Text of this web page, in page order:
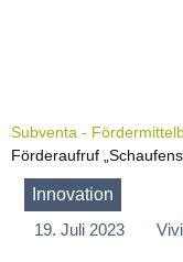
Subventa ‐
Förderaufruf
Innovation
19. Juli 2023